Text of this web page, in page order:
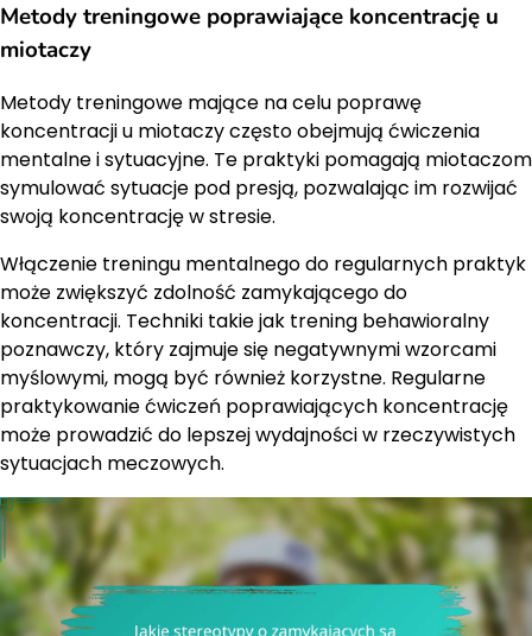
Metody treningowe poprawiające koncentrację u
miotaczy
Metody treningowe mające na celu poprawę
koncentracji u miotaczy często obejmują ćwiczenia
mentalne i sytuacyjne. Te praktyki pomagają miotaczom
symulować sytuacje pod presją, pozwalając im rozwijać
swoją koncentrację w stresie.
Włączenie treningu mentalnego do regularnych praktyk
może zwiększyć zdolność zamykającego do
koncentracji. Techniki takie jak trening behawioralny
poznawczy, który zajmuje się negatywnymi wzorcami
myślowymi, mogą być również korzystne. Regularne
praktykowanie ćwiczeń poprawiających koncentrację
może prowadzić do lepszej wydajności w rzeczywistych
sytuacjach meczowych.